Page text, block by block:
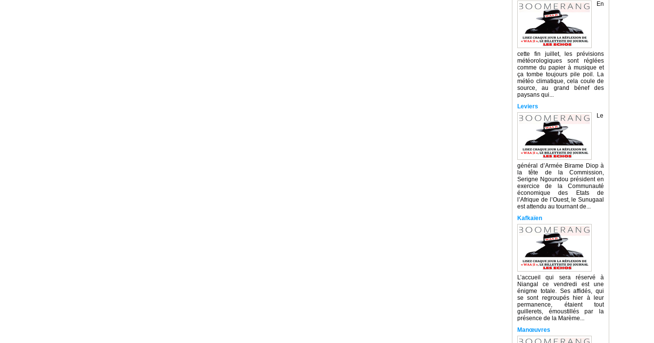
En
cette fin juillet, les prévisions
météorologiques sont réglées
comme du papier à musique et
ça tombe toujours pile poil. La
météo climatique, cela coule de
source, au grand bénef des
paysans qui...
Leviers
Le
général d’Armée Birame Diop à
la tête de la Commission,
Serigne Ngoundou président en
exercice de la Communauté
économique des Etats de
l’Afrique de l’Ouest, le Sunugaal
est attendu au tournant de...
Kafkaïen
L’accueil qui sera réservé à
Niangal ce vendredi est une
énigme totale. Ses affidés, qui
se sont regroupés hier à leur
permanence, étaient tout
guillerets, émoustillés par la
présence de la Marème...
Manœuvres